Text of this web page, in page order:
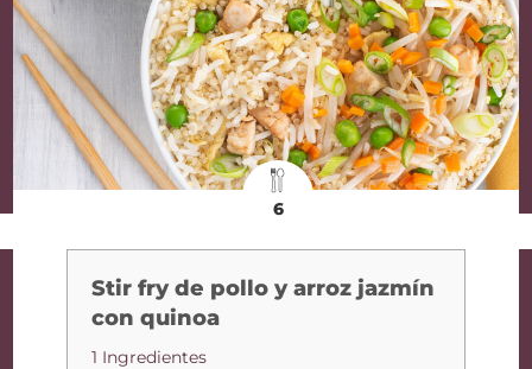
6
Stir fry de pollo y arroz jazmín
con quinoa
1 Ingredientes